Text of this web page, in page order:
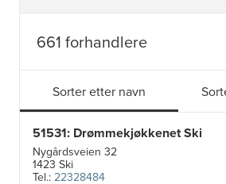
661 forhandlere
Sorter etter navn
51531: Drømmekjøkkenet Ski
Nygårdsveien 32
1423 Ski
Tel.:22328484